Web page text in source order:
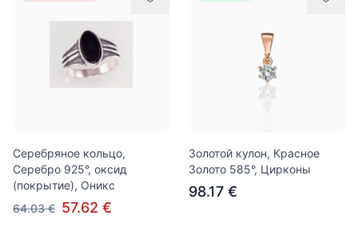
Серебряное кольцо,
Серебро 925°, оксид
(покрытие), Оникс
64.03 € 57.62 €
Золотой кулон, Красное
Золото 585°, Цирконы
98.17 €